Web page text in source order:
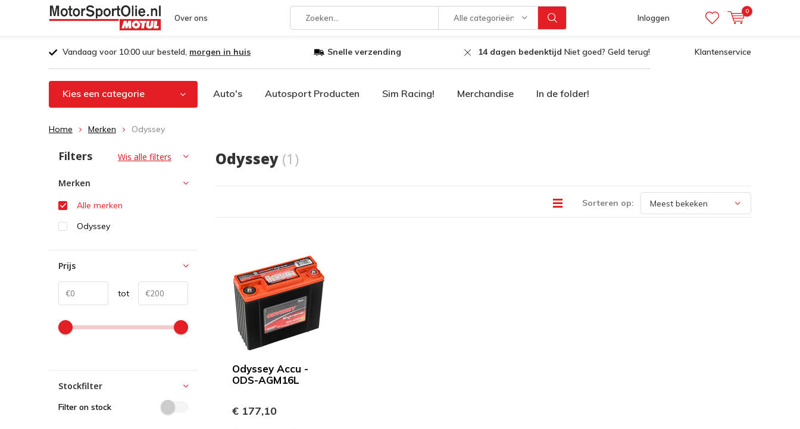
Over ons Alle categorieën Inloggen
0
Vandaag voor 10:00 uur besteld, morgen in huis Snelle verzending 14 dagen bedenktijd Niet goed? Geld terug! Klantenservice
Kies een categorie Auto's Autosport Producten Sim Racing! Merchandise In de folder!
Home Merken Odyssey
Odyssey (1)
Sorteren op:
Odyssey Accu -
ODS-AGM16L
€ 177,10
Filters Wis alle filters
Merken
Alle merken
Odyssey
Prijs
tot
Stockfilter
Filter on stock